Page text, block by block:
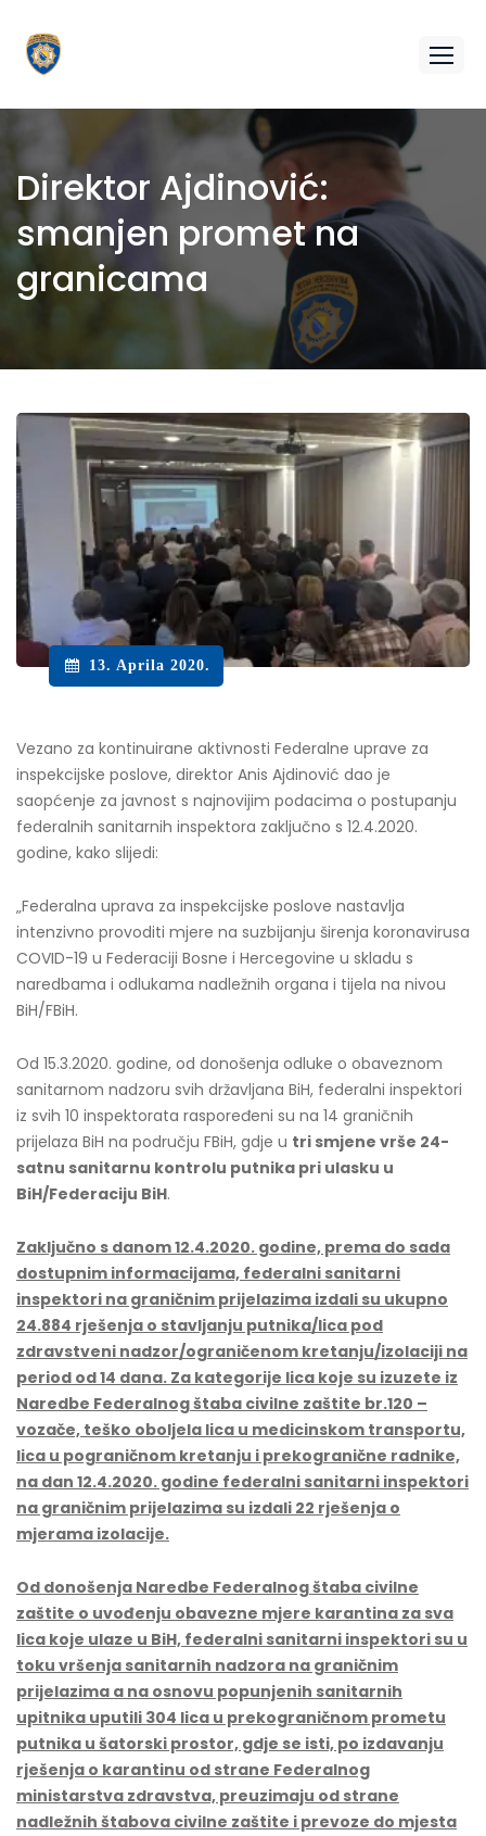
Direktor Ajdinović:
smanjen promet na
granicama
13. Aprila 2020.
Vezano za kontinuirane aktivnosti Federalne uprave za
inspekcijske poslove, direktor Anis Ajdinović dao je
saopćenje za javnost s najnovijim podacima o postupanju
federalnih sanitarnih inspektora zaključno s 12.4.2020.
godine, kako slijedi:
„Federalna uprava za inspekcijske poslove nastavlja
intenzivno provoditi mjere na suzbijanju širenja koronavirusa
COVID-19 u Federaciji Bosne i Hercegovine u skladu s
naredbama i odlukama nadležnih organa i tijela na nivou
BiH/FBiH.
Od 15.3.2020. godine, od donošenja odluke o obaveznom
sanitarnom nadzoru svih državljana BiH, federalni inspektori
iz svih 10 inspektorata raspoređeni su na 14 graničnih
prijelaza BiH na području FBiH, gdje u tri smjene vrše 24-
satnu sanitarnu kontrolu putnika pri ulasku u
BiH/Federaciju BiH.
Zaključno s danom12.4.2020. godine, prema do sada
dostupnim informacijama, federalni sanitarni
inspektori na graničnim prijelazima izdali su ukupno
24.884 rješenja o stavljanju putnika/lica pod
zdravstveni nadzor/ograničenom kretanju/izolaciji na
period od 14 dana. Za kategorije lica koje su izuzete iz
Naredbe Federalnog štaba civilne zaštite br.120 –
vozače, teško oboljela lica u medicinskom transportu,
lica u pograničnom kretanju i prekogranične radnike,
na dan 12.4.2020. godine federalni sanitarni inspektori
na graničnim prijelazima su izdali 22 rješenja o
mjerama izolacije.
Od donošenja Naredbe Federalnog štaba civilne
zaštite o uvođenju obavezne mjere karantina za sva
lica koje ulaze u BiH, federalni sanitarni inspektori su u
toku vršenja sanitarnih nadzora na graničnim
prijelazima a na osnovu popunjenih sanitarnih
upitnika uputili 304 lica u prekograničnom prometu
putnika u šatorski prostor, gdje se isti, po izdavanju
rješenja o karantinu od strane Federalnog
ministarstva zdravstva, preuzimaju od strane
nadležnih štabova civilne zaštite i prevoze do mjesta